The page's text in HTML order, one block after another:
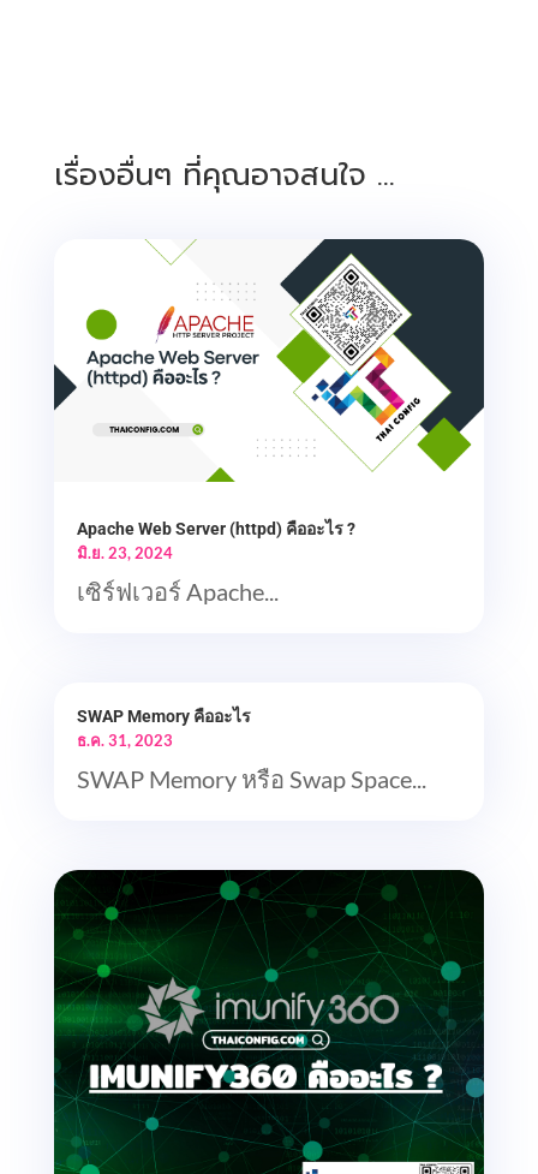
เรื่องอื่นๆ ที่คุณอาจสนใจ …
Apache Web Server (httpd) คืออะไร ?
มิ.ย. 23, 2024
เซิร์ฟเวอร์ Apache...
SWAP Memory คืออะไร
ธ.ค. 31, 2023
SWAP Memory หรือ Swap Space...